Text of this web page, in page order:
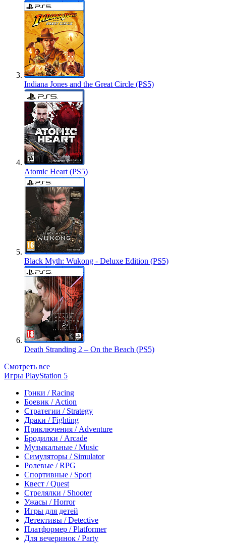
Indiana Jones and the Great Circle (PS5)
Atomic Heart (PS5)
Black Myth: Wukong - Deluxe Edition (PS5)
Death Stranding 2 – On the Beach (PS5)
Смотреть все
Игры PlayStation 5
Гонки / Racing
Боевик / Action
Стратегии / Strategy
Драки / Fighting
Приключения / Adventure
Бродилки / Arcade
Музыкальные / Music
Симуляторы / Simulator
Ролевые / RPG
Спортивные / Sport
Квест / Quest
Стрелялки / Shooter
Ужасы / Horror
Игры для детей
Детективы / Detective
Платформер / Platformer
Для вечеринок / Party